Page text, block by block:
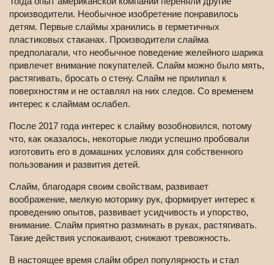
производители. Необычное изобретение понравилось
детям. Первые слаймы хранились в герметичных
пластиковых стаканах. Производители слайма
предполагали, что необычное поведение желейного шарика
привлечет внимание покупателей. Слайм можно было мять,
растягивать, бросать о стену. Слайм не прилипал к
поверхностям и не оставлял на них следов. Со временем
интерес к слаймам ослабел.
После 2017 года интерес к слайму возобновился, потому
что, как оказалось, некоторые люди успешно пробовали
изготовить его в домашних условиях для собственного
пользования и развития детей.
Слайм, благодаря своим свойствам, развивает
воображение, мелкую моторику рук, формирует интерес к
проведению опытов, развивает усидчивость и упорство,
внимание. Слайм приятно разминать в руках, растягивать.
Такие действия успокаивают, снижают тревожность.
В настоящее время слайм обрел популярность и стал